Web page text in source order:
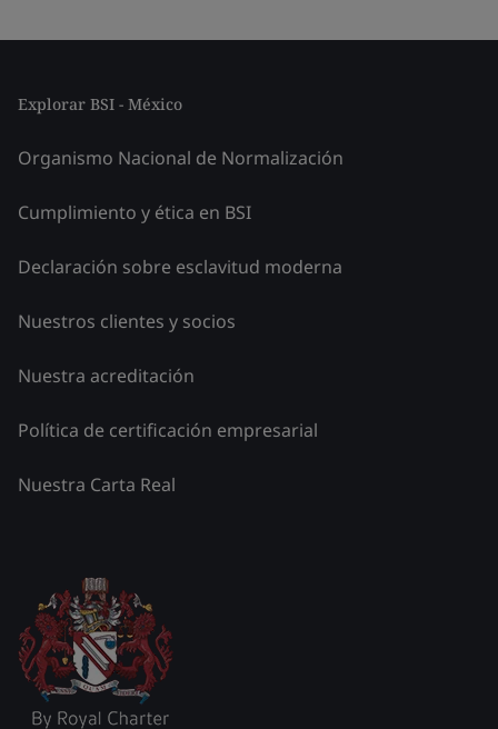
Explorar BSI - México
Organismo Nacional de Normalización
Cumplimiento y ética en BSI
Declaración sobre esclavitud moderna
Nuestros clientes y socios
Nuestra acreditación
Política de certificación empresarial
Nuestra Carta Real